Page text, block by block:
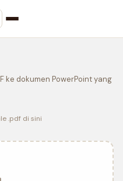
ke dokumen PowerPoint yang
.pdf di sini